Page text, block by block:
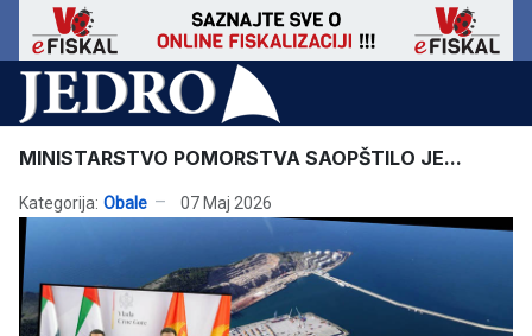
MINISTARSTVO POMORSTVA SAOPŠTILO JE...
Kategorija: Obale 07 Maj 2026